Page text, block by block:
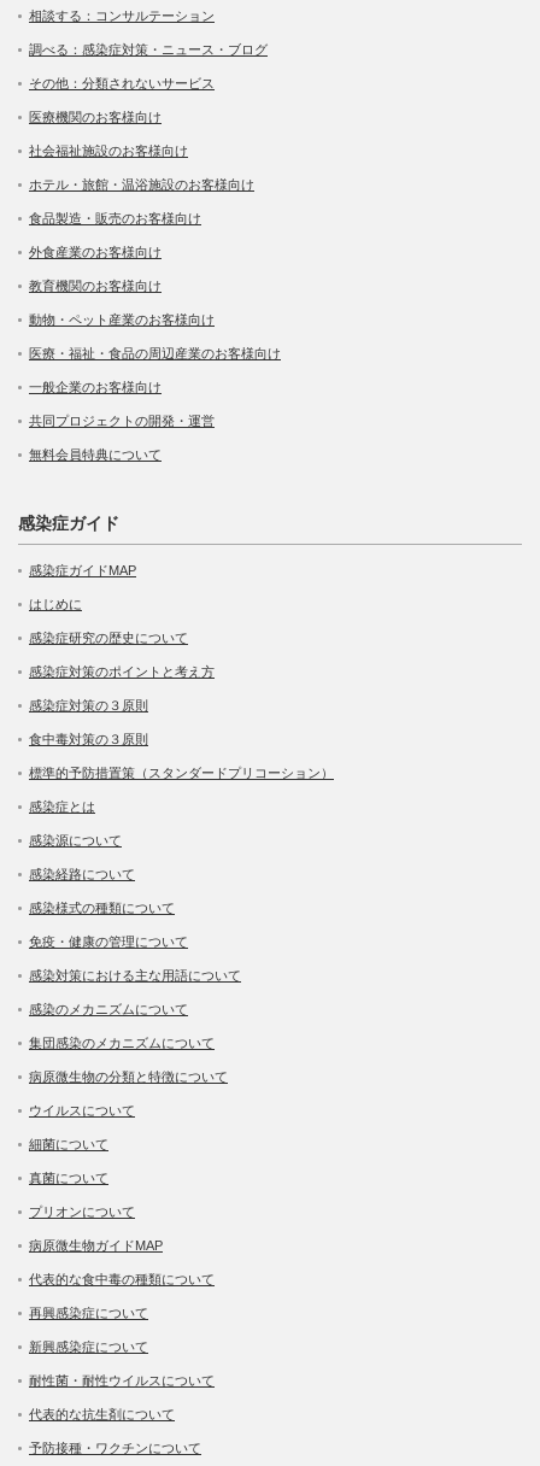
相談する：コンサルテーション
調べる：感染症対策・ニュース・ブログ
その他：分類されないサービス
医療機関のお客様向け
社会福祉施設のお客様向け
ホテル・旅館・温浴施設のお客様向け
食品製造・販売のお客様向け
外食産業のお客様向け
教育機関のお客様向け
動物・ペット産業のお客様向け
医療・福祉・食品の周辺産業のお客様向け
一般企業のお客様向け
共同プロジェクトの開発・運営
無料会員特典について
感染症ガイド
感染症ガイドMAP
はじめに
感染症研究の歴史について
感染症対策のポイントと考え方
感染症対策の３原則
食中毒対策の３原則
標準的予防措置策（スタンダードプリコーション）
感染症とは
感染源について
感染経路について
感染様式の種類について
免疫・健康の管理について
感染対策における主な用語について
感染のメカニズムについて
集団感染のメカニズムについて
病原微生物の分類と特徴について
ウイルスについて
細菌について
真菌について
プリオンについて
病原微生物ガイドMAP
代表的な食中毒の種類について
再興感染症について
新興感染症について
耐性菌・耐性ウイルスについて
代表的な抗生剤について
予防接種・ワクチンについて